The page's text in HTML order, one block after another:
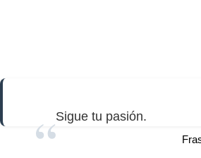
Sigue tu pasión.